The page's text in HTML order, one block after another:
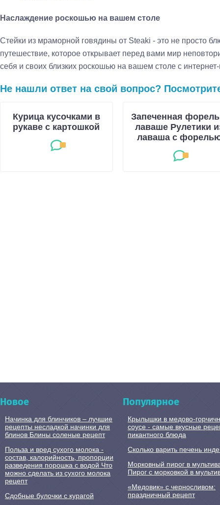
Наслаждение роскошью на вашем столе
Стейки из мраморной говядины от Steaki - это не просто
путешествие, которое открывает перед вами мир
себя и своих близких роскошью на вашем столе с
Не нашли ответ на свой вопрос?
Курица кусочками в
рукаве с картошкой
Запеченная
лаваше Рулетики
лаваша с
Новое
Начинка для блинчиков – лучшие
рецепты несладкой начинки для
блинов Блины соленые рецепт
Польза и вред сухого молока -
состав, калорийность, пропорции
разведения порошка с водой Что
можно сделать из сухого молока
рецепт
Сдобные булочки с курагой
Популярное
Крылышки в медово-
соусе - самые вкусные
пикантного блюда
Сколько варить печень
Морковный пирог в
Пирог с морковкой в
«Медовик» с черносливом:
праздничный рецепт